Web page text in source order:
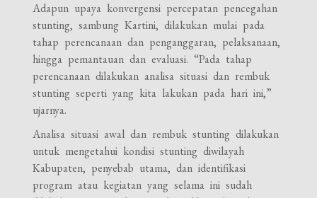
Adapun upaya konvergensi percepatan pencegahan
stunting, sambung Kartini, dilakukan mulai pada
tahap perencanaan dan penganggaran, pelaksanaan,
hingga pemantauan dan evaluasi. “Pada tahap
perencanaan dilakukan analisa situasi dan rembuk
stunting seperti yang kita lakukan pada hari ini,”
ujarnya.
Analisa situasi awal dan rembuk stunting dilakukan
untuk mengetahui kondisi stunting diwilayah
Kabupaten, penyebab utama, dan identifikasi
program atau kegiatan yang selama ini sudah